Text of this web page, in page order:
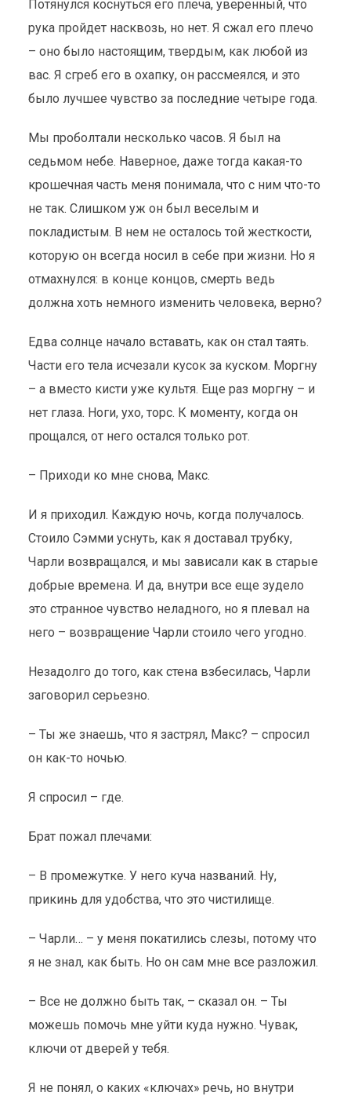
Потянулся коснуться его плеча, уверенный, что
рука пройдет насквозь, но нет. Я сжал его плечо
– оно было настоящим, твердым, как любой из
вас. Я сгреб его в охапку, он рассмеялся, и это
было лучшее чувство за последние четыре года.
Мы проболтали несколько часов. Я был на
седьмом небе. Наверное, даже тогда какая-то
крошечная часть меня понимала, что с ним что-то
не так. Слишком уж он был веселым и
покладистым. В нем не осталось той жесткости,
которую он всегда носил в себе при жизни. Но я
отмахнулся: в конце концов, смерть ведь
должна хоть немного изменить человека, верно?
Едва солнце начало вставать, как он стал таять.
Части его тела исчезали кусок за куском. Моргну
– а вместо кисти уже культя. Еще раз моргну – и
нет глаза. Ноги, ухо, торс. К моменту, когда он
прощался, от него остался только рот.
– Приходи ко мне снова, Макс.
И я приходил. Каждую ночь, когда получалось.
Стоило Сэмми уснуть, как я доставал трубку,
Чарли возвращался, и мы зависали как в старые
добрые времена. И да, внутри все еще зудело
это странное чувство неладного, но я плевал на
него – возвращение Чарли стоило чего угодно.
Незадолго до того, как стена взбесилась, Чарли
заговорил серьезно.
– Ты же знаешь, что я застрял, Макс? – спросил
он как-то ночью.
Я спросил – где.
Брат пожал плечами:
– В промежутке. У него куча названий. Ну,
прикинь для удобства, что это чистилище.
– Чарли… – у меня покатились слезы, потому что
я не знал, как быть. Но он сам мне все разложил.
– Все не должно быть так, – сказал он. – Ты
можешь помочь мне уйти куда нужно. Чувак,
ключи от дверей у тебя.
Я не понял, о каких «ключах» речь, но внутри